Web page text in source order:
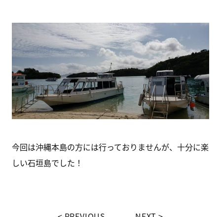
今回は沖縄本島の方には行っておりませんが、十分に楽
しい石垣島でした！